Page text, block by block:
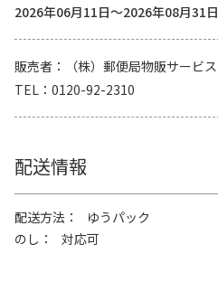
2026年06月11日～2026年08月31日
販売者
（株）郵便局物販サービス
TEL
0120-92-2310
配送情報
配送方法
ゆうパック
のし
対応可